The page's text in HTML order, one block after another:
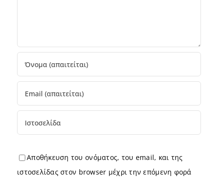
Αποθήκευση του ονόματος, του email, και της
ιστοσελίδας στον browser μέχρι την επόμενη φορά